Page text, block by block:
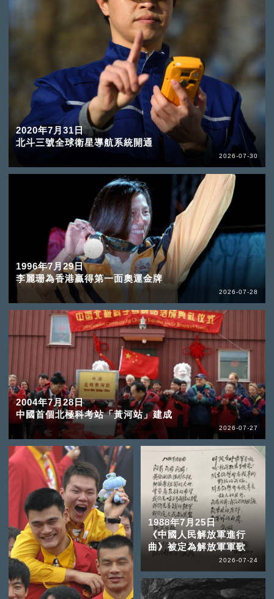
2020年7月31日
北斗三號全球衛星導航系統開通
2026-07-30
1996年7月29日
李麗珊為香港贏得第一面奧運金牌
2026-07-28
2004年7月28日
中國首個北極科考站「黃河站」建成
2026-07-27
1988年7月25日
《中國人民解放軍進行
曲》被定為解放軍軍歌
2026-07-24